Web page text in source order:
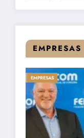
EMPRESAS
DESTACADA